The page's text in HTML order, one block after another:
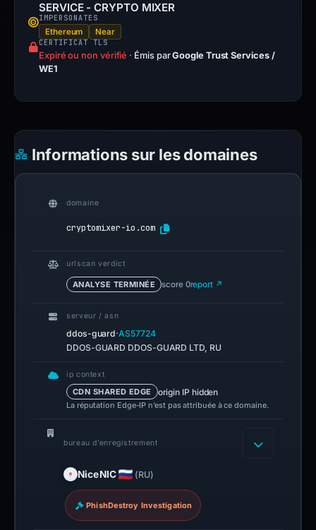
SERVICE - CRYPTO MIXER
IMPERSONATES
Ethereum Near
CERTIFICAT TLS
Expiré ou non vérifié · Émis parGoogle Trust Services /
WE1
Informations sur les domaines
domaine
cryptomixer-io.com
urlscan verdict
ANALYSE TERMINÉE score 0report ↗
serveur / asn
ddos-guard·AS57724
DDOS-GUARD DDOS-GUARD LTD, RU
ip context
CDN SHARED EDGE origin IP hidden
La réputation Edge-IP n’est pas attribuée à ce domaine.
bureau d’enregistrement
NiceNIC (RU)
PhishDestroy Investigation